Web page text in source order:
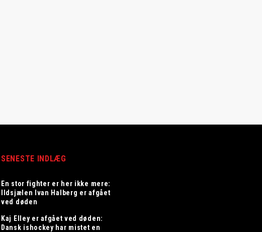
SENESTE INDLÆG
En stor fighter er her ikke mere:
Ildsjælen Ivan Halberg er afgået
ved døden
Kaj Elley er afgået ved døden:
Dansk ishockey har mistet en